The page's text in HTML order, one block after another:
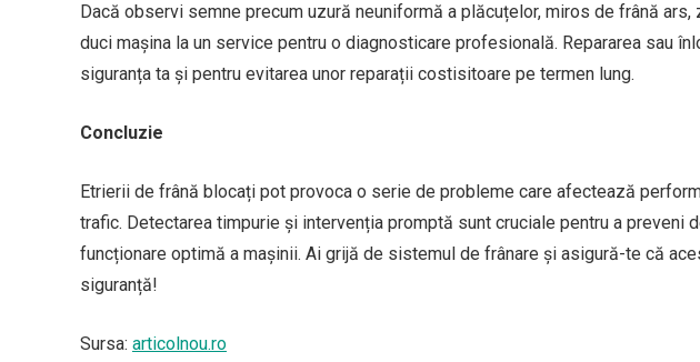
Dacă observi semne precum uzură neuniformă a plăcuțelor, miros de frână
duci mașina la un service pentru o diagnosticare profesională. Repararea sau
siguranța ta și pentru evitarea unor reparații costisitoare pe termen lung.
Concluzie
Etrierii de frână blocați pot provoca o serie de probleme care afectează
trafic. Detectarea timpurie și intervenția promptă sunt cruciale pentru a preveni
funcționare optimă a mașinii. Ai grijă de sistemul de frânare și asigură-te că
siguranță!
Sursa: articolnou.ro